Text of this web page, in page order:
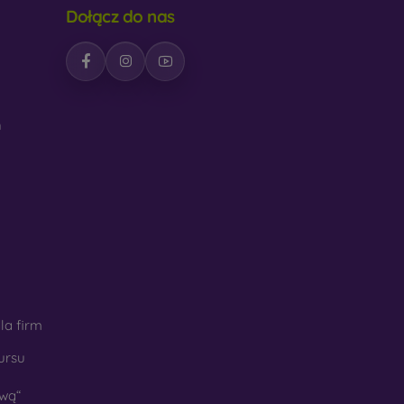
firm
Dołącz do nas